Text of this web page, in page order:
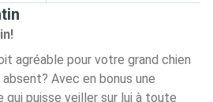
agréable pour votre grand chien
Avec en bonus une
qui puisse veiller sur lui à toute